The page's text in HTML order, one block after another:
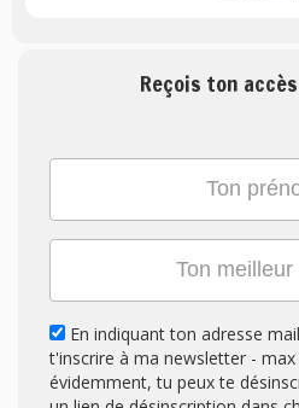
Reçois ton
En indiquant ton adresse
t'inscrire à ma newsletter -
évidemment, tu peux te